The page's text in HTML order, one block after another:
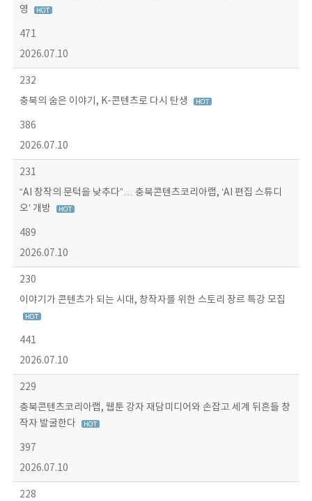
영
471
2026.07.10
232
충북의 숨은 이야기, K-콘텐츠로 다시 탄생
386
2026.07.10
231
“AI 창작의 문턱을 낮추다”… 충북콘텐츠코리아랩, ‘AI 편집 스튜디
오’ 개방
489
2026.07.10
230
이야기가 콘텐츠가 되는 시대, 창작자를 위한 스토리 장르 특강 모집
441
2026.07.10
229
충북콘텐츠코리아랩, 웹툰 강자 재담미디어와 손잡고 세계 뒤흔들 창
작자 발굴한다
397
2026.07.10
228